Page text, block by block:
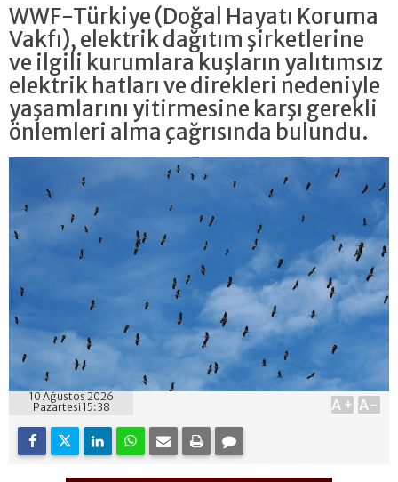
WWF-Türkiye (Doğal Hayatı Koruma
Vakfı), elektrik dağıtım şirketlerine
ve ilgili kurumlara kuşların yalıtımsız
elektrik hatları ve direkleri nedeniyle
yaşamlarını yitirmesine karşı gerekli
önlemleri alma çağrısında bulundu.
10 Ağustos 2026
Pazartesi 15:38
A+ A-